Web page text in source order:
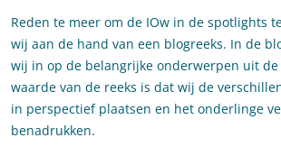
Reden te meer om de IOw in de spotlights
wij aan de hand van een blogreeks. In de
wij in op de belangrijke onderwerpen uit de
waarde van de reeks is dat wij de
in perspectief plaatsen en het onderlinge
benadrukken.